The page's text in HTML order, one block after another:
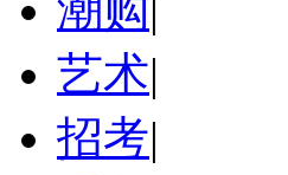
艺术|
招考|